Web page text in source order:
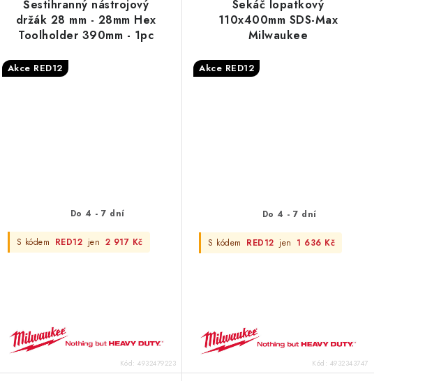
Šestihranný nástrojový
držák 28 mm - 28mm Hex
Toolholder 390mm - 1pc
Akce RED12
Do 4 - 7 dní
S kódem RED12 jen 2 917 Kč
Kód:4932479223
Sekáč lopatkový
110x400mm SDS-Max
Milwaukee
Akce RED12
Do 4 - 7 dní
S kódem RED12 jen 1 636 Kč
Kód: 4932343747